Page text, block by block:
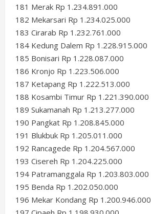
181 Merak Rp 1.234.891.000
182 Mekarsari Rp 1.234.025.000
183 Cirarab Rp 1.232.761.000
184 Kedung Dalem Rp 1.228.915.000
185 Bonisari Rp 1.228.087.000
186 Kronjo Rp 1.223.506.000
187 Ketapang Rp 1.222.513.000
188 Kosambi Timur Rp 1.221.390.000
189 Sukamanah Rp 1.213.277.000
190 Pangkat Rp 1.208.845.000
191 Blukbuk Rp 1.205.011.000
192 Rancagede Rp 1.204.567.000
193 Cisereh Rp 1.204.225.000
194 Patramanggala Rp 1.203.803.000
195 Benda Rp 1.202.050.000
196 Mekar Kondang Rp 1.200.946.000